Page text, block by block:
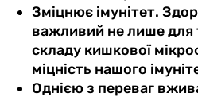
Зміцнює імунітет.
важливий не лише для
складу кишкової
міцність нашого
Однією з переваг